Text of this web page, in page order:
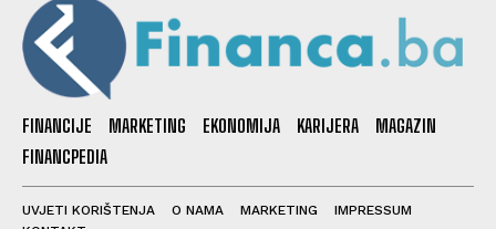
FINANCIJE MARKETING EKONOMIJA KARIJERA
MAGAZIN
FINANCPEDIA
UVJETI KORIŠTENJA O NAMA MARKETING
IMPRESSUM